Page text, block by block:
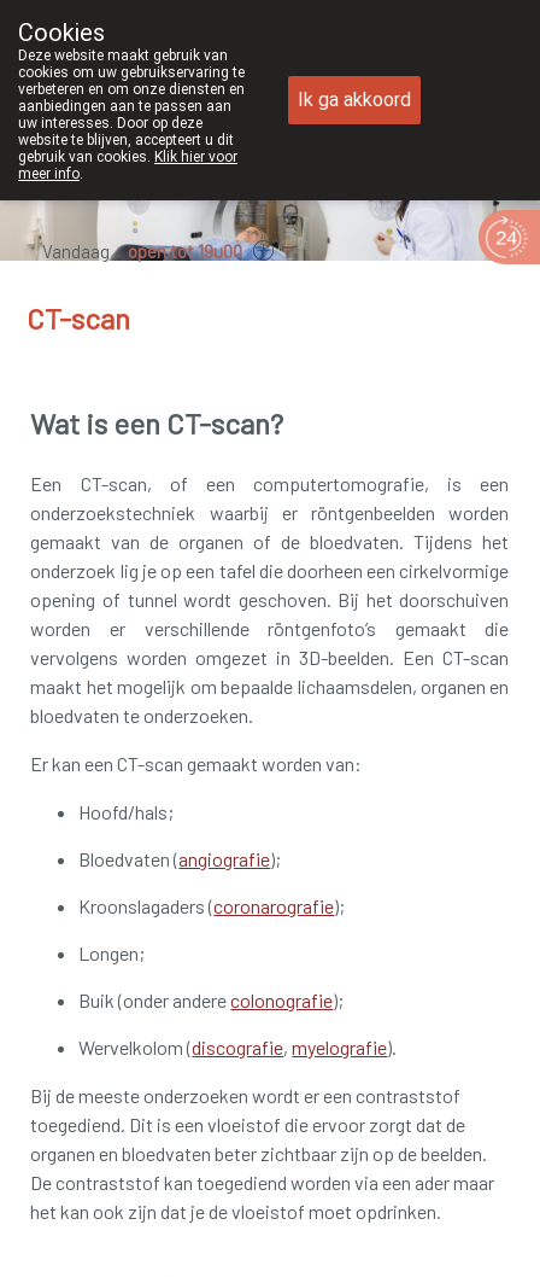
089/382429
Vandaag open tot 19u00
CT-scan
Wat is een CT-scan?
Een CT-scan, of een computertomografie, is een
onderzoekstechniek waarbij er röntgenbeelden worden
gemaakt van de organen of de bloedvaten. Tijdens het
onderzoek lig je op een tafel die doorheen een cirkelvormige
opening of tunnel wordt geschoven. Bij het doorschuiven
worden er verschillende röntgenfoto’s gemaakt die
vervolgens worden omgezet in 3D-beelden. Een CT-scan
maakt het mogelijk om bepaalde lichaamsdelen, organen en
bloedvaten te onderzoeken.
Er kan een CT-scan gemaakt worden van:
Hoofd/hals;
Bloedvaten (angiografie);
Kroonslagaders (coronarografie);
Longen;
Buik (onder anderecolonografie);
Wervelkolom (discografie,myelografie).
Bij de meeste onderzoeken wordt er een contraststof
toegediend. Dit is een vloeistof die ervoor zorgt dat de
organen en bloedvaten beter zichtbaar zijn op de beelden.
De contraststof kan toegediend worden via een ader maar
het kan ook zijn dat je de vloeistof moet opdrinken.
Cookies
Deze website maakt gebruik van
cookies om uw gebruikservaring te
verbeteren en om onze diensten en
aanbiedingen aan te passen aan
uw interesses. Door op deze
website te blijven, accepteert u dit
gebruik van cookies. Klik hier voor
meer info.
Ik ga akkoord